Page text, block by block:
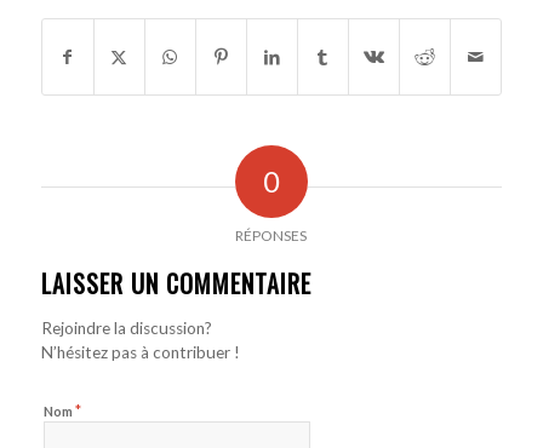
0
RÉPONSES
LAISSER UN COMMENTAIRE
Rejoindre la discussion?
N’hésitez pas à contribuer !
Nom *